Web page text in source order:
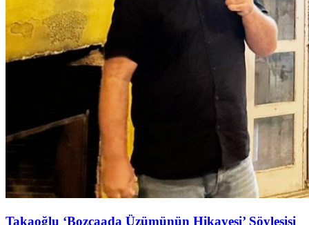
Takaoğlu ‘Bozcaada Üzümünün Hikayesi’ Söyleşişi